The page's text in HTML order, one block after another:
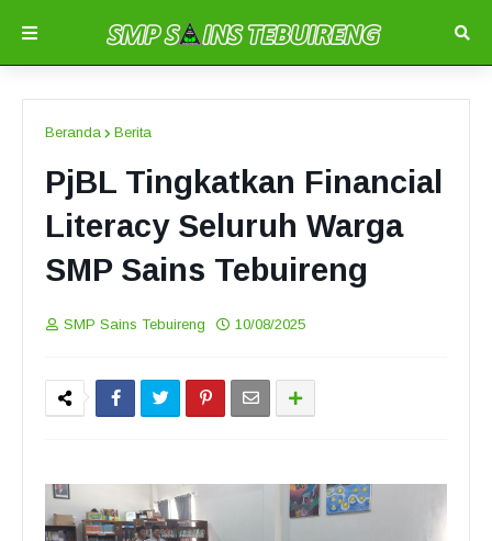
Beranda Berita
PjBL Tingkatkan Financial
Literacy Seluruh Warga
SMP Sains Tebuireng
SMP Sains Tebuireng 10/08/2025